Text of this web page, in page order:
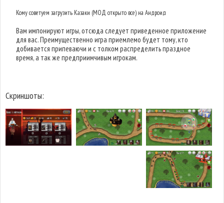
Кому советуем загрузить Казаки (МОД открыто все) на Андроид
Вам импонируют игры, отсюда следует приведенное приложение
для вас. Преимущественно игра приемлемо будет тому, кто
добивается припеваючи и с толком распределить праздное
время, а так же предприимчивым игрокам.
Скриншоты: